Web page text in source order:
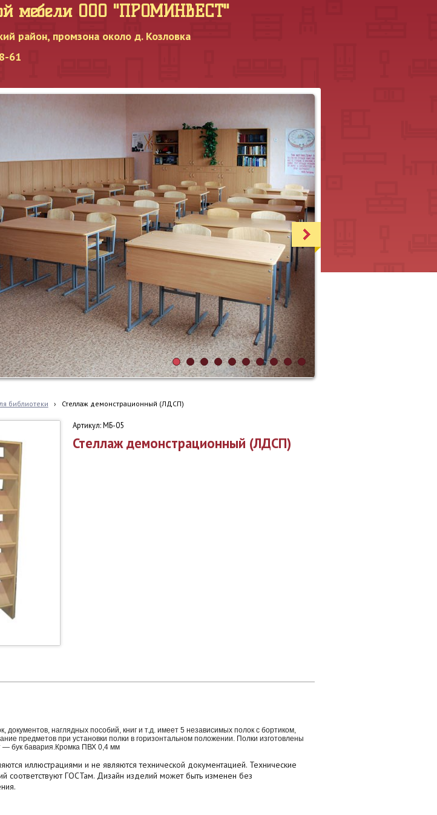
район, промзона около д. Козловка
61
мебели OOO "ПРОМИНВЕСТ"
библиотеки › Стеллаж демонстрационный (ЛДСП)
Артикул: МБ-05
Стеллаж демонстрационный (ЛДСП)
наглядных пособий, книг и т.д. имеет 5 независимых полок с бортиком,
предметов при установки полки в горизонтальном положении. Полки изготовлены
бук бавария.Кромка ПВХ 0,4 мм
иллюстрациями и не являются технической документацией. Технические
соответствуют ГОСТам. Дизайн изделий может быть изменен без